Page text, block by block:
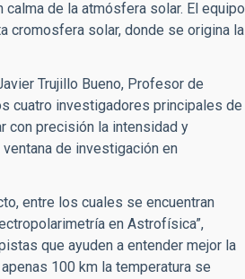
de la atmósfera solar. El equipo
cromosfera solar, donde se origina la
Trujillo Bueno, Profesor de
cuatro investigadores principales de
con precisión la intensidad y
de investigación en
entre los cuales se encuentran
en Astrofísica”,
que ayuden a entender mejor la
100 km la temperatura se